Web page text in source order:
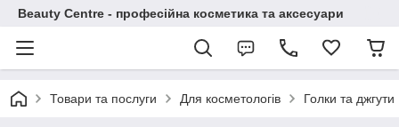
Beauty Centre - професійна косметика та аксесуари
Товари та послуги Для косметологів Голки та джгути